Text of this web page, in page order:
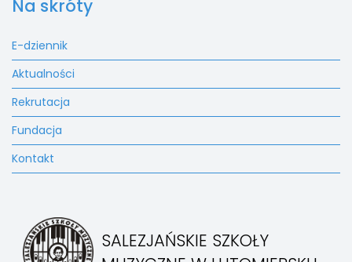
SALEZJAŃSKIE SZKOŁY
Na skróty
E-dziennik
Aktualności
Rekrutacja
Fundacja
Kontakt